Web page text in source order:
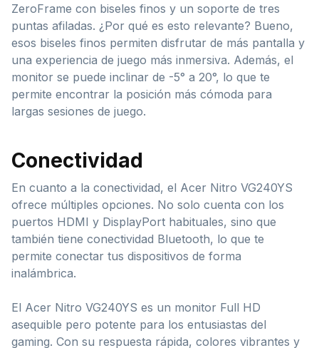
ZeroFrame con biseles finos y un soporte de tres
puntas afiladas. ¿Por qué es esto relevante? Bueno,
esos biseles finos permiten disfrutar de más pantalla y
una experiencia de juego más inmersiva. Además, el
monitor se puede inclinar de -5° a 20°, lo que te
permite encontrar la posición más cómoda para
largas sesiones de juego.
Conectividad
En cuanto a la conectividad, el Acer Nitro VG240YS
ofrece múltiples opciones. No solo cuenta con los
puertos HDMI y DisplayPort habituales, sino que
también tiene conectividad Bluetooth, lo que te
permite conectar tus dispositivos de forma
inalámbrica.
El Acer Nitro VG240YS es un monitor Full HD
asequible pero potente para los entusiastas del
gaming. Con su respuesta rápida, colores vibrantes y